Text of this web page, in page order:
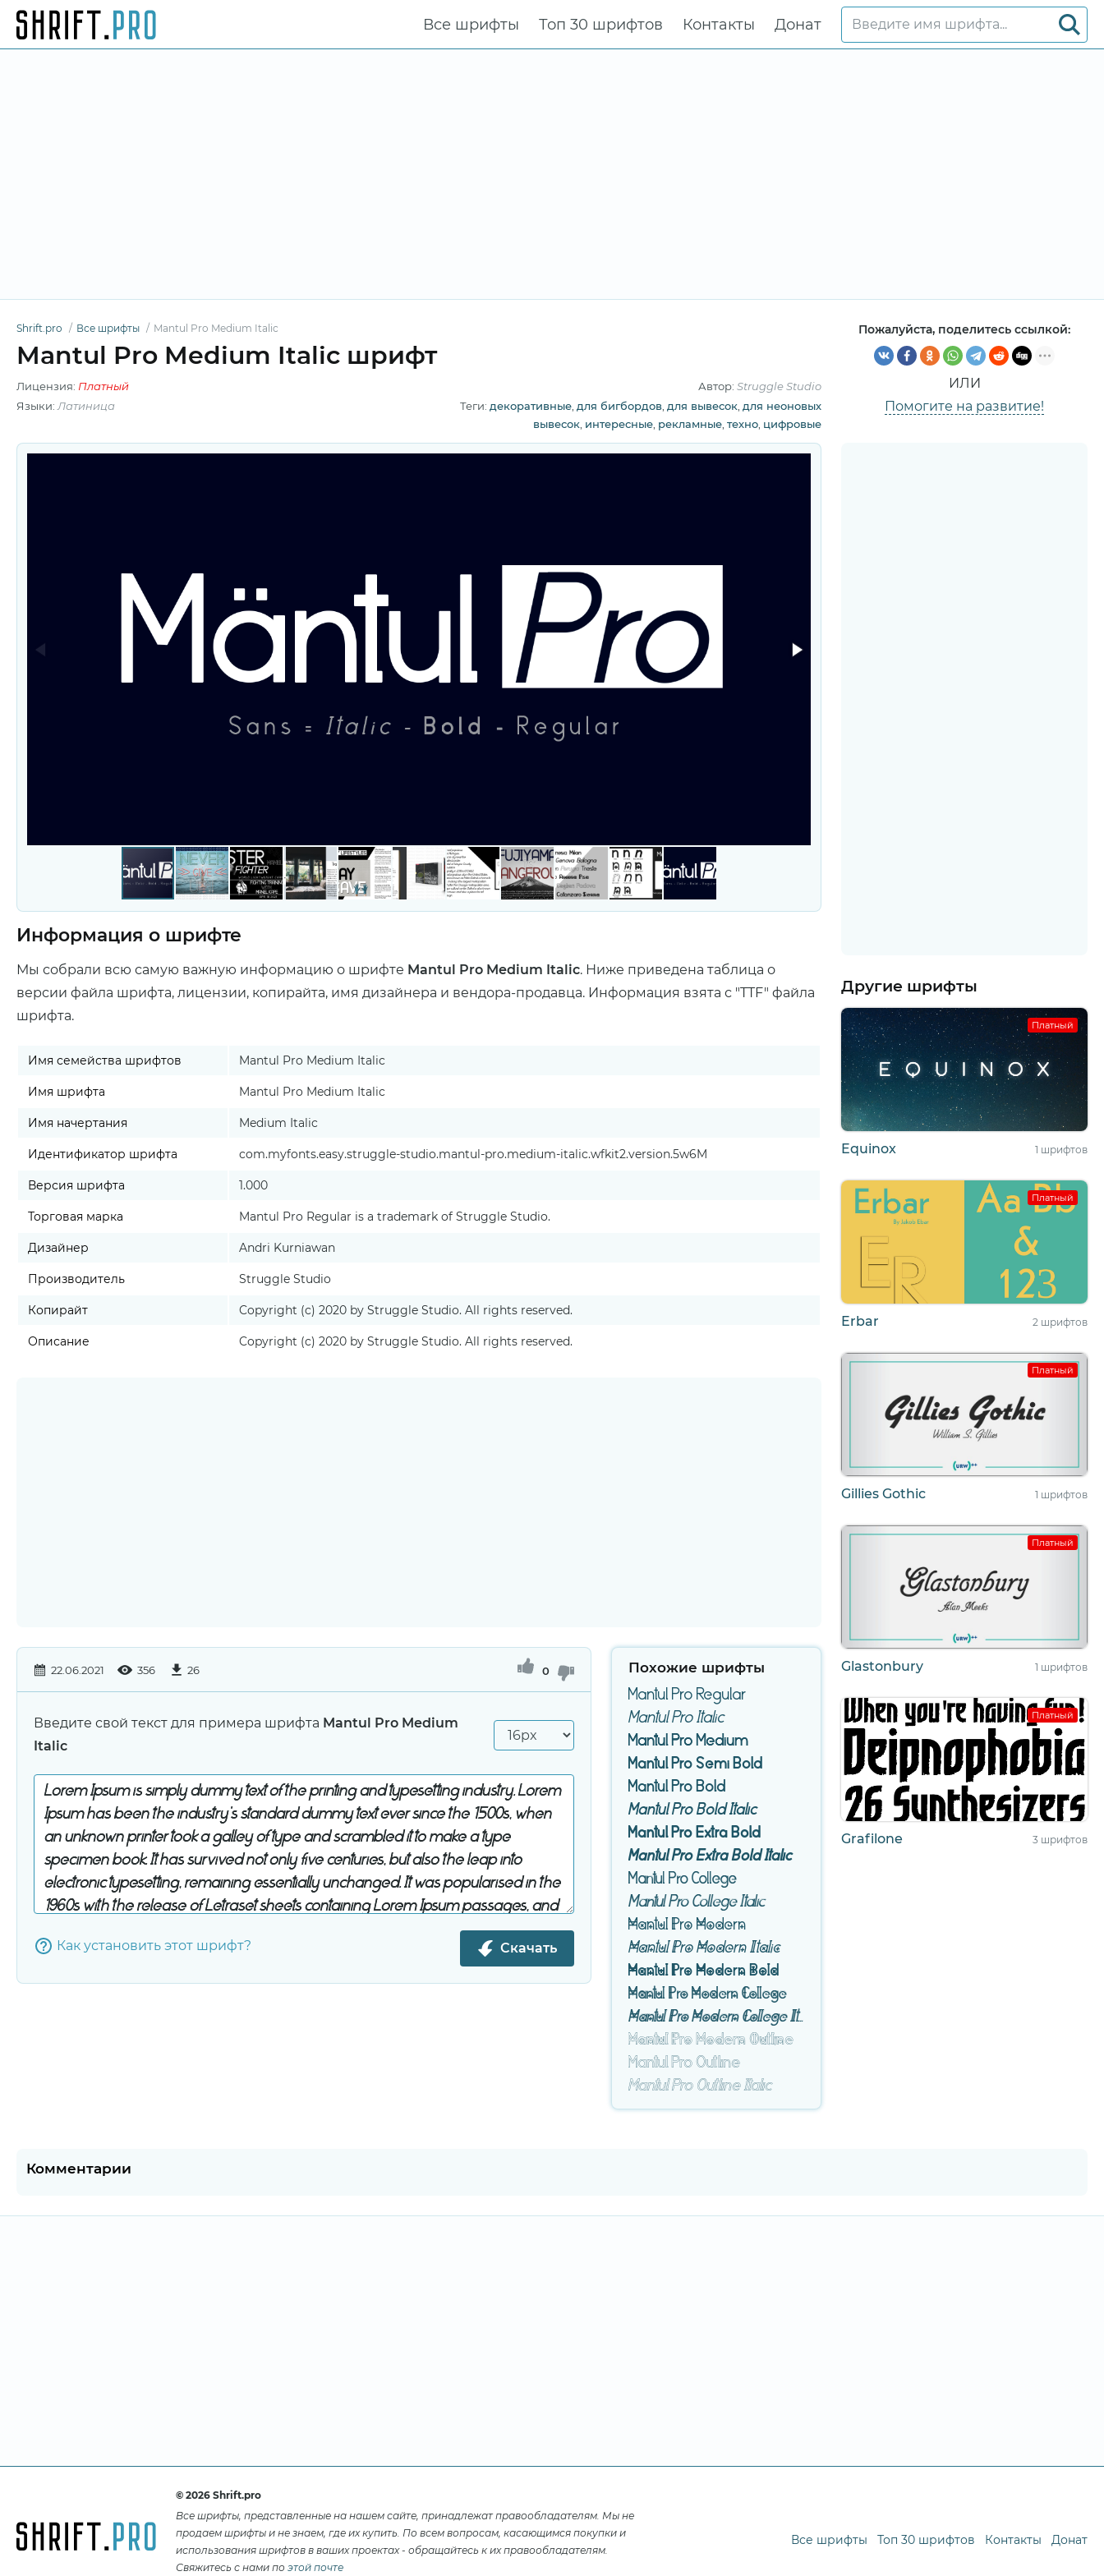
Все шрифты Топ 30 шрифтов Контакты Донат
Shrift.pro Все шрифты Mantul Pro Medium Italic
Mantul Pro Medium Italic шрифт
Лицензия: Платный Автор: Struggle Studio
Языки: Латиница Теги: декоративные для бигбордов для вывесок для неоновых
вывесок интересные рекламные техно цифровые
Пожалуйста, поделитесь ссылкой:
ИЛИ
Помогите на развитие!
Информация о шрифте
Мы собрали всю самую важную информацию о шрифте Mantul Pro Medium Italic. Ниже приведена таблица о
версии файла шрифта, лицензии, копирайта, имя дизайнера и вендора-продавца. Информация взята с "TTF" файла
шрифта.
Имя семейства шрифтов Mantul Pro Medium Italic
Имя шрифта Mantul Pro Medium Italic
Имя начертания Medium Italic
Идентификатор шрифта com.myfonts.easy.struggle-studio.mantul-pro.medium-italic.wfkit2.version.5w6M
Версия шрифта 1.000
Торговая марка Mantul Pro Regular is a trademark of Struggle Studio.
Дизайнер Andri Kurniawan
Производитель Struggle Studio
Копирайт Copyright (c) 2020 by Struggle Studio. All rights reserved.
Описание Copyright (c) 2020 by Struggle Studio. All rights reserved.
22.06.2021 356 26 0
Введите свой текст для примера шрифта Mantul Pro Medium
Italic
Как установить этот шрифт? Скачать
Похожие шрифты
Mantul Pro Regular
Mantul Pro Italic
Mantul Pro Medium
Mantul Pro Semi Bold
Mantul Pro Bold
Mantul Pro Bold Italic
Mantul Pro Extra Bold
Mantul Pro Extra Bold Italic
Mantul Pro College
Mantul Pro College Italic
Mantul Pro Modern
Mantul Pro Modern Italic
Mantul Pro Modern Bold
Mantul Pro Modern College
Mantul Pro Modern College Italic
Mantul Pro Modern Outline
Mantul Pro Outline
Mantul Pro Outline Italic
Другие шрифты
Платный
Equinox 1 шрифтов
Платный
Erbar 2 шрифтов
Платный
Gillies Gothic 1 шрифтов
Платный
Glastonbury 1 шрифтов
Платный
Grafilone 3 шрифтов
Комментарии
© 2026 Shrift.pro
Все шрифты, представленные на нашем сайте, принадлежат правообладателям. Мы не
продаем шрифты и не знаем, где их купить. По всем вопросам, касающимся покупки и
использования шрифтов в ваших проектах - обращайтесь к их правообладателям.
Свяжитесь с нами по этой почте
Все шрифты Топ 30 шрифтов Контакты Донат